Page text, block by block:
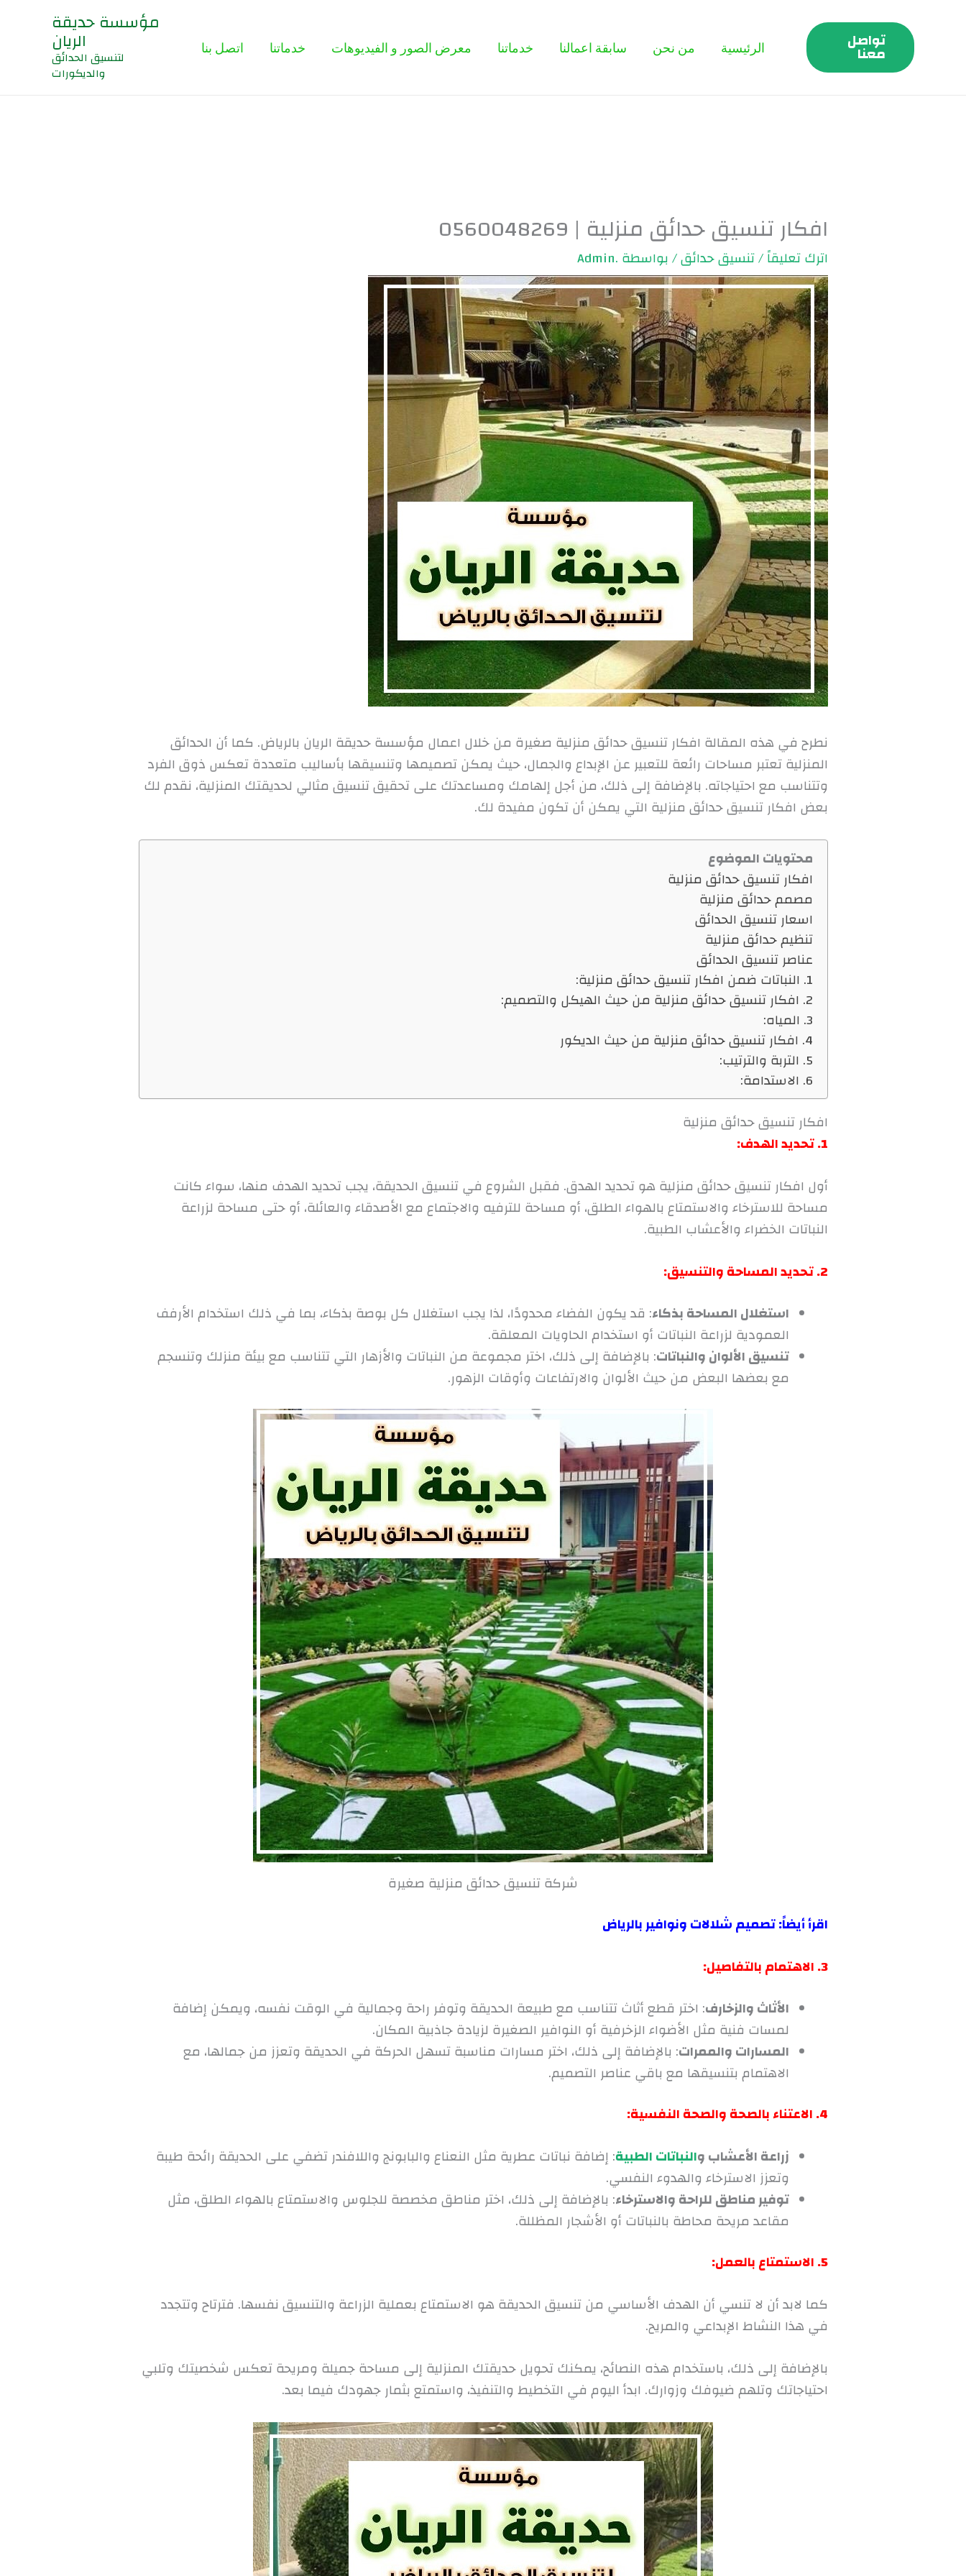
تواصل
معنا الرئيسية من نحن سابقة اعمالنا خدماتنا معرض الصور و الفيديوهات خدماتنا اتصل بنا
مؤسسة حديقة
الريان
لتنسيق الحدائق
والديكورات
افكار تنسيق حدائق منزلية | 0560048269
اترك تعليقاً/تنسيق حدائق/ بواسطة .Admin
نطرح في هذه المقالة افكار تنسيق حدائق منزلية صغيرة من خلال اعمال مؤسسة حديقة الريان بالرياض. كما أن الحدائق
المنزلية تعتبر مساحات رائعة للتعبير عن الإبداع والجمال، حيث يمكن تصميمها وتنسيقها بأساليب متعددة تعكس ذوق الفرد
وتتناسب مع احتياجاته. بالإضافة إلى ذلك، من أجل إلهامك ومساعدتك على تحقيق تنسيق مثالي لحديقتك المنزلية، نقدم لك
بعض افكار تنسيق حدائق منزلية التي يمكن أن تكون مفيدة لك.
محتويات الموضوع
افكار تنسيق حدائق منزلية
مصمم حدائق منزلية
اسعار تنسيق الحدائق
تنظيم حدائق منزلية
عناصر تنسيق الحدائق
1. النباتات ضمن افكار تنسيق حدائق منزلية:
2. افكار تنسيق حدائق منزلية من حيث الهيكل والتصميم:
3. المياه:
4. افكار تنسيق حدائق منزلية من حيث الديكور
5. التربة والترتيب:
6. الاستدامة:
افكار تنسيق حدائق منزلية
1. تحديد الهدف:
أول افكار تنسيق حدائق منزلية هو تحديد الهدق. فقبل الشروع في تنسيق الحديقة، يجب تحديد الهدف منها، سواء كانت
مساحة للاسترخاء والاستمتاع بالهواء الطلق، أو مساحة للترفيه والاجتماع مع الأصدقاء والعائلة، أو حتى مساحة لزراعة
النباتات الخضراء والأعشاب الطبية.
2. تحديد المساحة والتنسيق:
استغلال المساحة بذكاء: قد يكون الفضاء محدودًا، لذا يجب استغلال كل بوصة بذكاء، بما في ذلك استخدام الأرفف
العمودية لزراعة النباتات أو استخدام الحاويات المعلقة.
تنسيق الألوان والنباتات: بالإضافة إلى ذلك، اختر مجموعة من النباتات والأزهار التي تتناسب مع بيئة منزلك وتنسجم
مع بعضها البعض من حيث الألوان والارتفاعات وأوقات الزهور.
شركة تنسيق حدائق منزلية صغيرة
اقرأ أيضاً:تصميم شلالات ونوافير بالرياض
3. الاهتمام بالتفاصيل:
الأثاث والزخارف: اختر قطع أثاث تتناسب مع طبيعة الحديقة وتوفر راحة وجمالية في الوقت نفسه، ويمكن إضافة
لمسات فنية مثل الأضواء الزخرفية أو النوافير الصغيرة لزيادة جاذبية المكان.
المسارات والممرات: بالإضافة إلى ذلك، اختر مسارات مناسبة تسهل الحركة في الحديقة وتعزز من جمالها، مع
الاهتمام بتنسيقها مع باقي عناصر التصميم.
4. الاعتناء بالصحة والصحة النفسية:
زراعة الأعشاب والنباتات الطبية: إضافة نباتات عطرية مثل النعناع والبابونج واللافندر تضفي على الحديقة رائحة طيبة
وتعزز الاسترخاء والهدوء النفسي.
توفير مناطق للراحة والاسترخاء: بالإضافة إلى ذلك، اختر مناطق مخصصة للجلوس والاستمتاع بالهواء الطلق، مثل
مقاعد مريحة محاطة بالنباتات أو الأشجار المظللة.
5. الاستمتاع بالعمل:
كما لابد أن لا تنسي أن الهدف الأساسي من تنسيق الحديقة هو الاستمتاع بعملية الزراعة والتنسيق نفسها. فترتاح وتتجدد
في هذا النشاط الإبداعي والمريح.
بالإضافة إلى ذلك، باستخدام هذه النصائح، يمكنك تحويل حديقتك المنزلية إلى مساحة جميلة ومريحة تعكس شخصيتك وتلبي
احتياجاتك وتلهم ضيوفك وزوارك. ابدأ اليوم في التخطيط والتنفيذ، واستمتع بثمار جهودك فيما بعد.